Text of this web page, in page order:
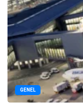
GENEL